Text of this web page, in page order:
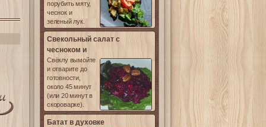
порубить мяту,
чеснок и
зеленый лук.
Свекольный салат с
чесноком и
Свёклу вымойте
и отварите до
готовности,
около 45 минут
(или 20 минут в
скороварке).
Батат в духовке